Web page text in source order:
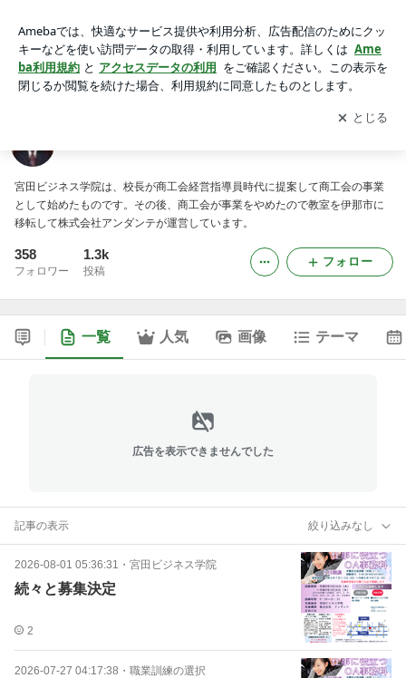
アプリをダウンロードして ブログの更新通知
を受け取りまし
ょう。
開く
宮田ビジネス学院は、校長が商工会経営指導員時代に提案して商工会の事業
として始めたものです。その後、商工会が事業をやめたので教室を伊那市に
移転して株式会社アンダンテが運営しています。
358
フォロワー
1.3k
投稿
フォロー
一覧 人気 画像 テーマ
広告を表示できませんでした
記事の表示 絞り込みなし
2026-08-01 05:36:31 ・ 宮田ビジネス学院
続々と募集決定
2
2026-07-27 04:17:38 ・ 職業訓練の選択